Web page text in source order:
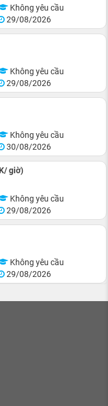
Không yêu cầu
29/08/2026
Không yêu cầu
29/08/2026
Không yêu cầu
30/08/2026
giờ)
Không yêu cầu
29/08/2026
Không yêu cầu
29/08/2026